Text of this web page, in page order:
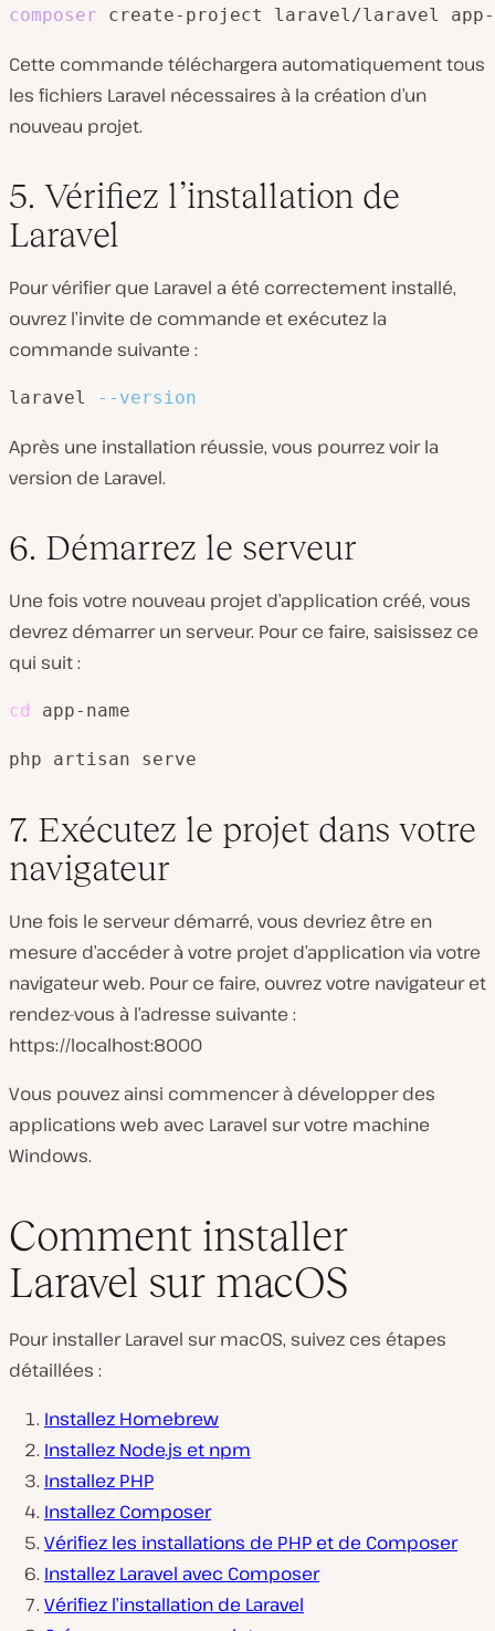
composer create-project laravel/laravel app-
Cette commande téléchargera automatiquement tous
les fichiers Laravel nécessaires à la création d’un
nouveau projet.
5. Vérifiez l’installation de
Laravel
Pour vérifier que Laravel a été correctement installé,
ouvrez l’invite de commande et exécutez la
commande suivante :
laravel --version
Après une installation réussie, vous pourrez voir la
version de Laravel.
6. Démarrez le serveur
Une fois votre nouveau projet d’application créé, vous
devrez démarrer un serveur. Pour ce faire, saisissez ce
qui suit :
cd app-name
php artisan serve
7. Exécutez le projet dans votre
navigateur
Une fois le serveur démarré, vous devriez être en
mesure d’accéder à votre projet d’application via votre
navigateur web. Pour ce faire, ouvrez votre navigateur et
rendez-vous à l’adresse suivante :
https://localhost:8000
Vous pouvez ainsi commencer à développer des
applications web avec Laravel sur votre machine
Windows.
Comment installer
Laravel sur macOS
Pour installer Laravel sur macOS, suivez ces étapes
détaillées :
Installez Homebrew
Installez Node.js et npm
Installez PHP
Installez Composer
Vérifiez les installations de PHP et de Composer
Installez Laravel avec Composer
Vérifiez l’installation de Laravel